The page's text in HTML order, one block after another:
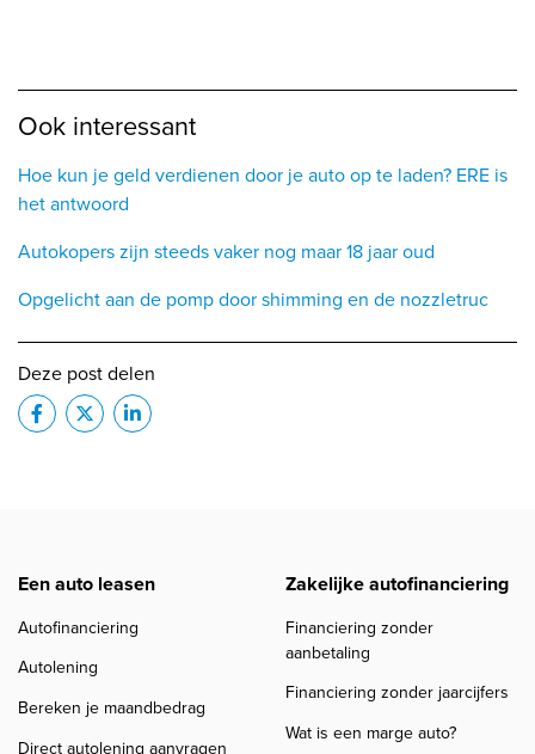
Ook interessant
Hoe kun je geld verdienen door je auto op te laden? ERE is
het antwoord
Autokopers zijn steeds vaker nog maar 18 jaar oud
Opgelicht aan de pomp door shimming en de nozzletruc
Deze post delen
Een auto leasen
Autofinanciering
Autolening
Bereken je maandbedrag
Direct autolening aanvragen
Zakelijke autofinanciering
Financiering zonder
aanbetaling
Financiering zonder jaarcijfers
Wat is een marge auto?